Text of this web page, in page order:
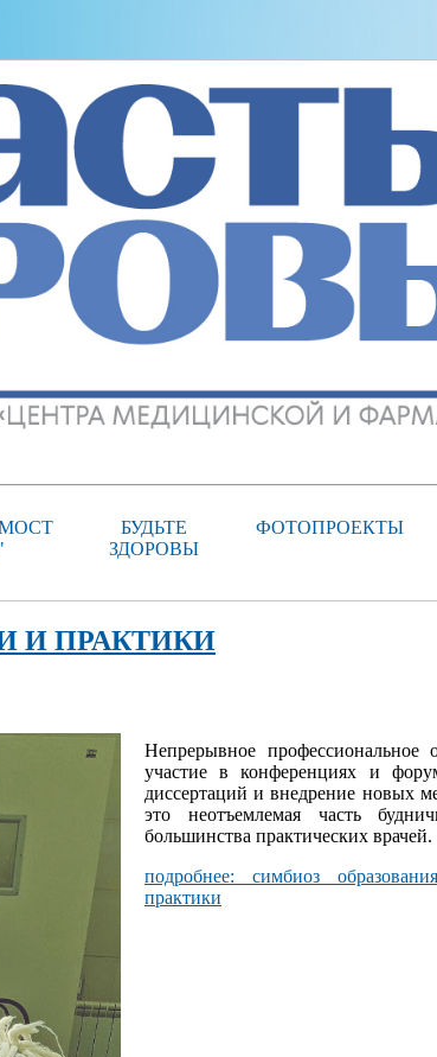
БУДЬТЕ
ЗДОРОВЫ
ФОТОПРОЕКТЫ
И ПРАКТИКИ
Непрерывное профессиональное
участие в конференциях и
диссертаций и внедрение новых
это неотъемлемая часть
большинства практических врачей.
подробнее: симбиоз
практики